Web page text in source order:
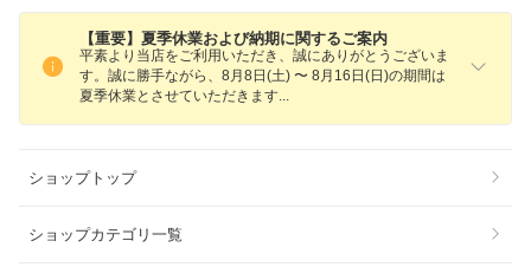
【重要】夏季休業および納期に関するご案内
平素より当店をご利用いただき、誠にありがとうございま
す。誠に勝手ながら、8月8日(土) 〜 8月16日(日)の期間は
夏季休業とさせていただきま す
ショップトップ
ショップカテゴリ一覧